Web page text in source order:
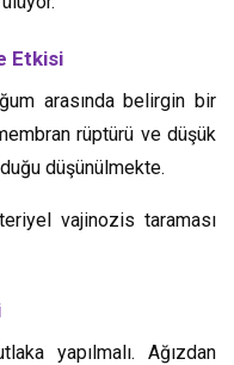
Etkisi
arasında belirgin bir
rüptürü ve düşük
düşünülmekte.
vajinozis taraması
yapılmalı. Ağızdan